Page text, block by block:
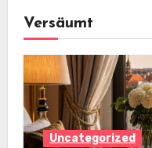
Versäumt
Uncategorized